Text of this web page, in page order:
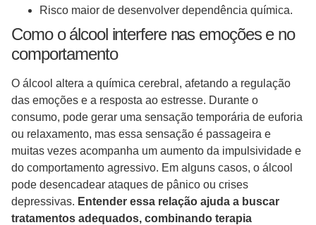
Risco maior de desenvolver dependência química.
Como o álcool interfere nas emoções e no
comportamento
O álcool altera a química cerebral, afetando a regulação
das emoções e a resposta ao estresse. Durante o
consumo, pode gerar uma sensação temporária de euforia
ou relaxamento, mas essa sensação é passageira e
muitas vezes acompanha um aumento da impulsividade e
do comportamento agressivo. Em alguns casos, o álcool
pode desencadear ataques de pânico ou crises
depressivas. Entender essa relação ajuda a buscar
tratamentos adequados, combinando terapia